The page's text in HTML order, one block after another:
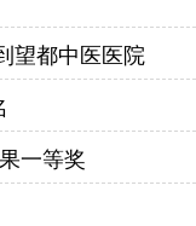
望都中医医院
一等奖